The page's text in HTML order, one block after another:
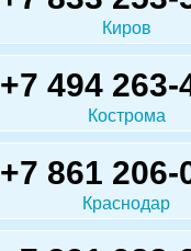
Киров
+7 494 263-
Кострома
+7 861 206-
Краснодар